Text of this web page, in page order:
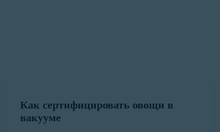
Как сертифицировать овощи в
вакууме